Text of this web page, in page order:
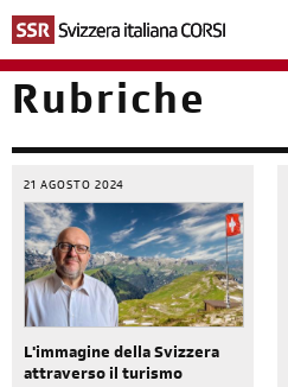
contenuto
principale
Rubriche
21 AGOSTO 2024
L'immagine della Svizzera
attraverso il turismo